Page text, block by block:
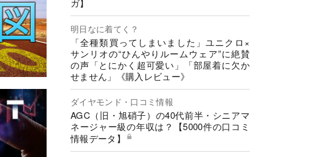
ガ】
明日なに着てく？
「全種類買ってしまいました」ユニクロ×
サンリオの“ひんやりルームウェア”に絶賛
の声「とにかく超可愛い」「部屋着に欠か
せません」《購入レビュー》
ダイヤモンド・口コミ情報
AGC（旧・旭硝子）の40代前半・シニアマ
ネージャー級の年収は？【5000件の口コミ
情報データ】